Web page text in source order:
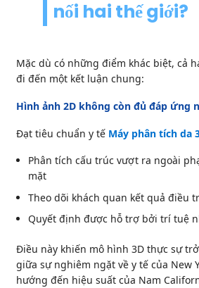
nối hai thế giới?
Mặc dù có những điểm khác biệt, cả
đi đến một kết luận chung:
Hình ảnh 2D không còn đủ đáp ứng
Đạt tiêu chuẩn y tế Máy phân tích da
Phân tích cấu trúc vượt ra ngoài
mặt
Theo dõi khách quan kết quả điều
Quyết định được hỗ trợ bởi trí tuệ
Điều này khiến mô hình 3D thực sự
giữa sự nghiêm ngặt về y tế của New
hướng đến hiệu suất của Nam